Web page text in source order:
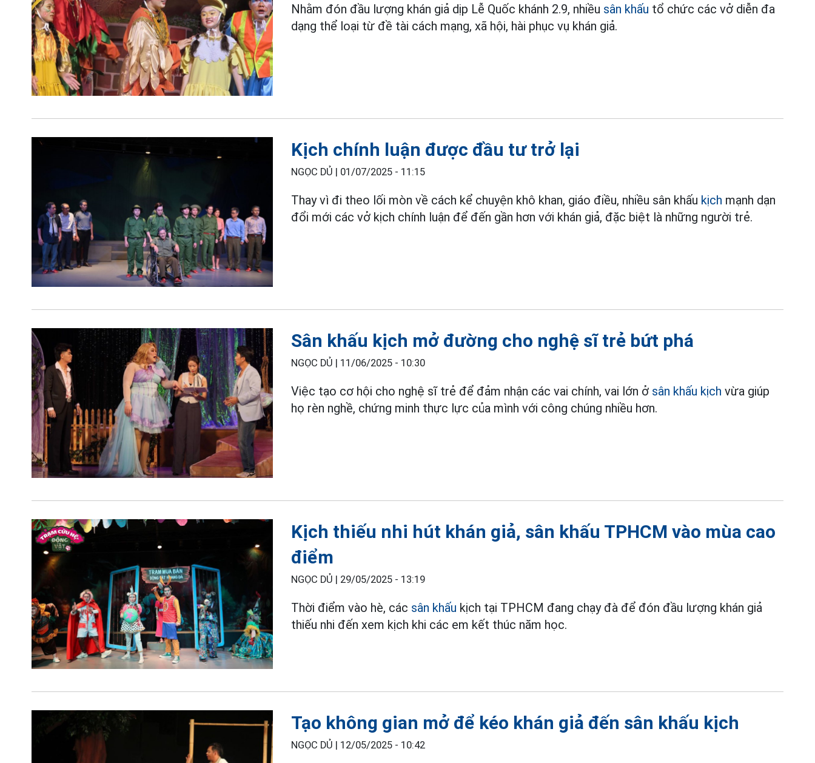
Nhằm đón đầu lượng khán giả dịp Lễ Quốc khánh 2.9, nhiều sân khấu tổ chức các vở diễn đa
dạng thể loại từ đề tài cách mạng, xã hội, hài phục vụ khán giả.
Kịch chính luận được đầu tư trở lại
NGỌC DỦ | 01/07/2025 - 11:15
Thay vì đi theo lối mòn về cách kể chuyện khô khan, giáo điều, nhiều sân khấu kịch mạnh dạn
đổi mới các vở kịch chính luận để đến gần hơn với khán giả, đặc biệt là những người trẻ.
Sân khấu kịch mở đường cho nghệ sĩ trẻ bứt phá
NGỌC DỦ | 11/06/2025 - 10:30
Việc tạo cơ hội cho nghệ sĩ trẻ để đảm nhận các vai chính, vai lớn ở sân khấu kịch vừa giúp
họ rèn nghề, chứng minh thực lực của mình với công chúng nhiều hơn.
Kịch thiếu nhi hút khán giả, sân khấu TPHCM vào mùa cao
điểm
NGỌC DỦ | 29/05/2025 - 13:19
Thời điểm vào hè, các sân khấu kịch tại TPHCM đang chạy đà để đón đầu lượng khán giả
thiếu nhi đến xem kịch khi các em kết thúc năm học.
Tạo không gian mở để kéo khán giả đến sân khấu kịch
NGỌC DỦ | 12/05/2025 - 10:42